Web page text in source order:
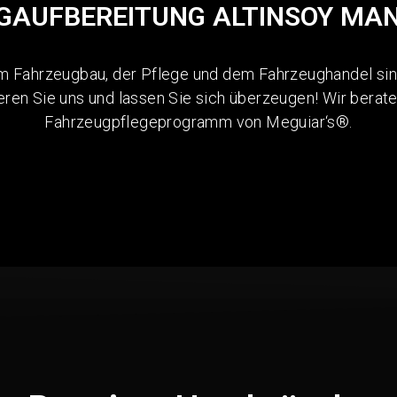
ALTINSOY
Fahrzeugbau, der Pflege und dem Fahrzeughandel
Sie uns und lassen Sie sich überzeugen! Wir
Fahrzeugpflegeprogramm von Meguiar‘s®.